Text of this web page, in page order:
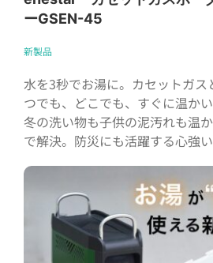
ーGSEN-45
新製品
水を3秒でお湯に。カセットガス
つでも、どこでも、すぐに温か
冬の洗い物も子供の泥汚れも温
で解決。防災にも活躍する心強い